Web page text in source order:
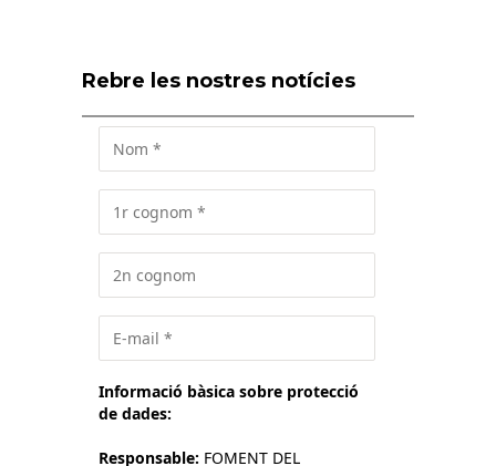
Rebre les nostres notícies
Informació bàsica sobre protecció
de dades:
Responsable: FOMENT DEL